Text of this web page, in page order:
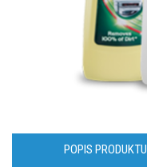
POPIS PRODUKTU